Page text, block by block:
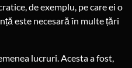
de exemplu, pe care ei o
este necesară în multe țări
lucruri. Acesta a fost,